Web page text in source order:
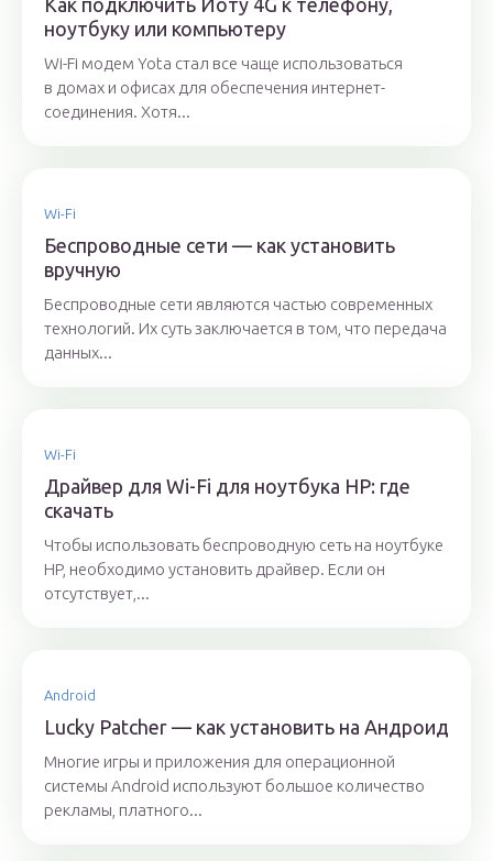
Как подключить Йоту 4G к телефону,
ноутбуку или компьютеру
Wi-Fi модем Yota стал все чаще использоваться
в домах и офисах для обеспечения интернет-
соединения. Хотя...
Wi-Fi
Беспроводные сети — как установить
вручную
Беспроводные сети являются частью современных
технологий. Их суть заключается в том, что передача
данных...
Wi-Fi
Драйвер для Wi-Fi для ноутбука HP: где
скачать
Чтобы использовать беспроводную сеть на ноутбуке
HP, необходимо установить драйвер. Если он
отсутствует,...
Android
Lucky Patcher — как установить на Андроид
Многие игры и приложения для операционной
системы Android используют большое количество
рекламы, платного...